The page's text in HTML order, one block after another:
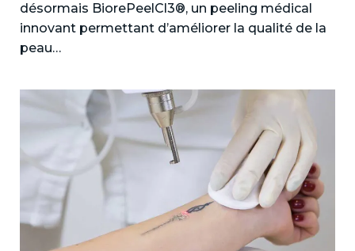
désormais BiorePeelCl3®, un peeling médical
innovant permettant d’améliorer la qualité de la
peau…